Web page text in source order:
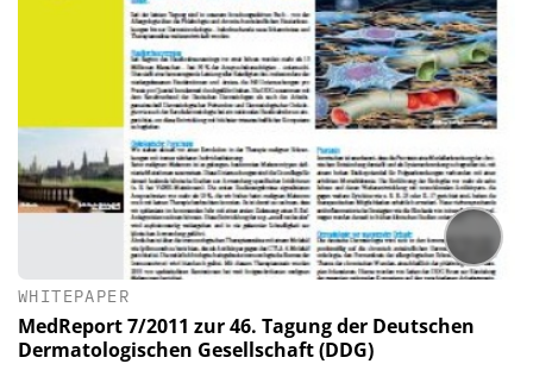
WHITEPAPER
MedReport 7/2011 zur 46. Tagung der Deutschen
Dermatologischen Gesellschaft (DDG)